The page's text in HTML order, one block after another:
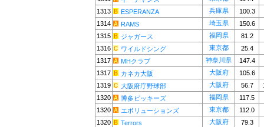
1313
ESPERANZA 兵庫県
100.3
1314
RAMS 埼玉県
150.6
1315
ジャガース 福岡県
81.2
1316
ワイルドシング 東京都
25.4
1317
MHクラブ 神奈川県
147.4
1317
カネカ大阪 大阪府
105.6
1319
大阪府庁野球部 大阪府 56.7
1320
博多ビッキーズ 福岡県
117.5
1320
エボリューションズ 東京都
112.0
1320
Terrors 大阪府
79.3